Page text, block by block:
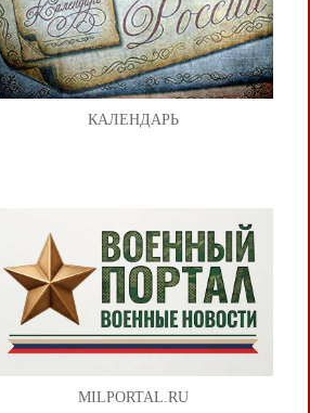
КАЛЕНДАРЬ
MILPORTAL.RU